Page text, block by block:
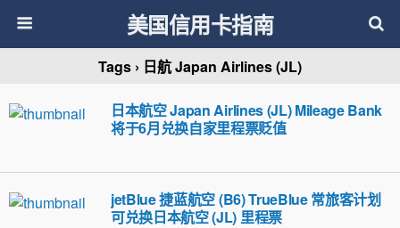
美国信用卡指南
Tags › 日航 Japan Airlines (JL)
日本航空 Japan Airlines (JL) Mileage Bank
将于6月兑换自家里程票贬值
jetBlue 捷蓝航空 (B6) TrueBlue 常旅客计划
可兑换日本航空 (JL) 里程票